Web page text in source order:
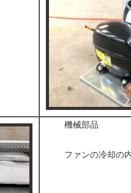
機械部品
ファンの冷却の